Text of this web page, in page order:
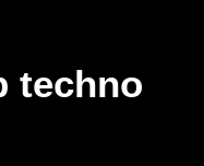
082 ||
techno